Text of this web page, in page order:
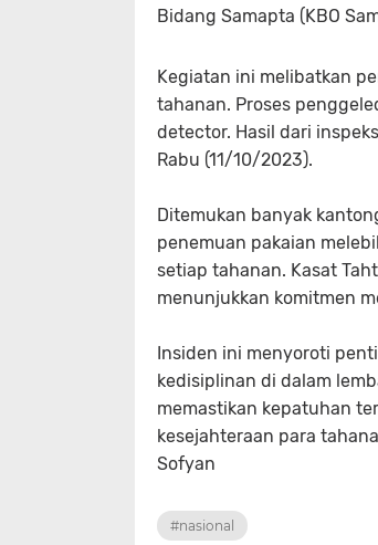
Bidang Samapta (KBO
Kegiatan ini melibatkan
tahanan. Proses
detector. Hasil dari
Rabu (11/10/2023).
Ditemukan banyak
penemuan pakaian
setiap tahanan. Kasat
menunjukkan komitmen
Insiden ini menyoroti
kedisiplinan di dalam
memastikan kepatuhan
kesejahteraan para
Sofyan
#nasional